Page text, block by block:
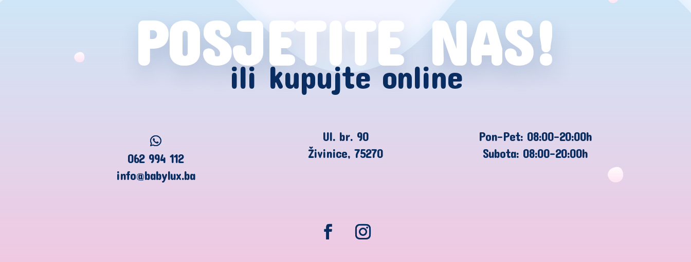
POSJETITE NAS!
ili kupujte online
062 994 112
info@babylux.ba
Ul. br. 90
Živinice, 75270
Pon-Pet: 08:00-20:00h
Subota: 08:00-20:00h